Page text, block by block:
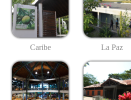
Caribe La Paz